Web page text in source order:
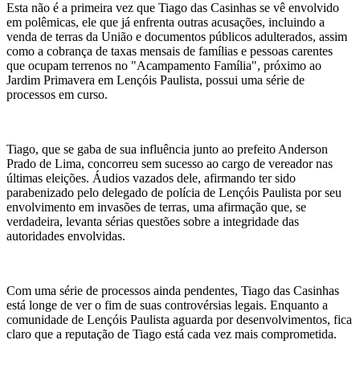
Esta não é a primeira vez que Tiago das Casinhas se vê envolvido
em polêmicas, ele que já enfrenta outras acusações, incluindo a
venda de terras da União e documentos públicos adulterados, assim
como a cobrança de taxas mensais de famílias e pessoas carentes
que ocupam terrenos no "Acampamento Família", próximo ao
Jardim Primavera em Lençóis Paulista, possui uma série de
processos em curso.
Tiago, que se gaba de sua influência junto ao prefeito Anderson
Prado de Lima, concorreu sem sucesso ao cargo de vereador nas
últimas eleições. Áudios vazados dele, afirmando ter sido
parabenizado pelo delegado de polícia de Lençóis Paulista por seu
envolvimento em invasões de terras, uma afirmação que, se
verdadeira, levanta sérias questões sobre a integridade das
autoridades envolvidas.
Com uma série de processos ainda pendentes, Tiago das Casinhas
está longe de ver o fim de suas controvérsias legais. Enquanto a
comunidade de Lençóis Paulista aguarda por desenvolvimentos, fica
claro que a reputação de Tiago está cada vez mais comprometida.